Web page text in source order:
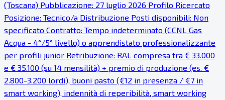
(Toscana) Pubblicazione: 27 luglio 2026 Profilo Ricercato
Posizione: Tecnico/a Distribuzione Posti disponibili: Non
specificato Contratto: Tempo indeterminato (CCNL Gas
Acqua - 4°/5° livello) o apprendistato professionalizzante
per profili junior Retribuzione: RAL compresa tra € 33.000
e € 35.100 (su 14 mensilità) + premio di produzione (es. €
2.800-3.200 lordi), buoni pasto (€12 in presenza / €7 in
smart working), indennità di reperibilità, smart working